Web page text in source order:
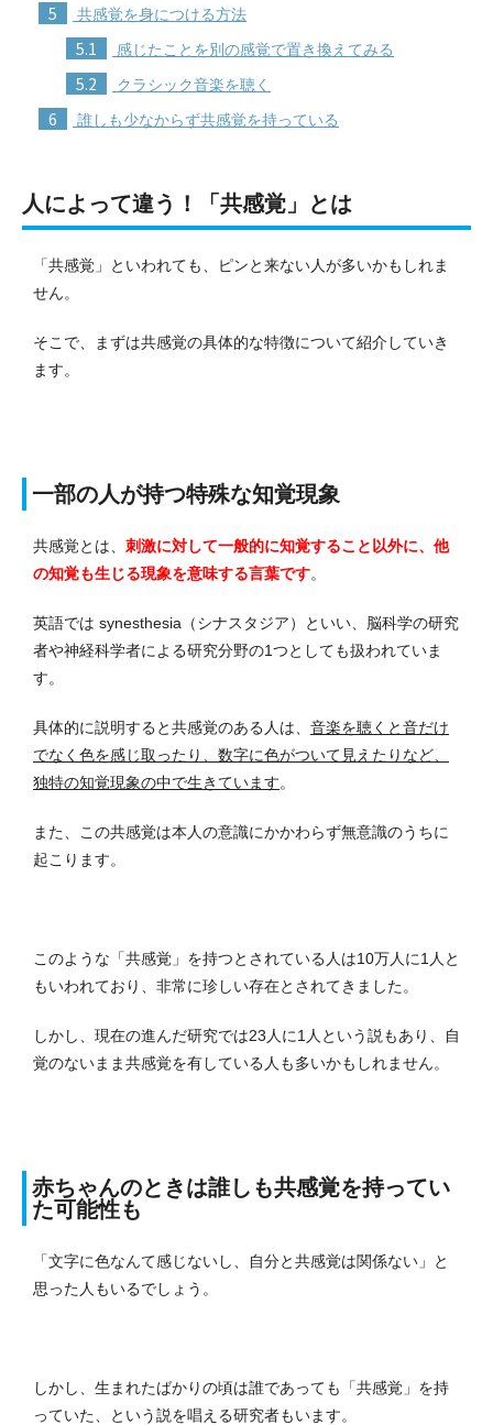
5 共感覚を身につける方法
5.1 感じたことを別の感覚で置き換えてみる
5.2 クラシック音楽を聴く
6 誰しも少なからず共感覚を持っている
人によって違う！「共感覚」とは
「共感覚」といわれても、ピンと来ない人が多いかもしれま
せん。
そこで、まずは共感覚の具体的な特徴について紹介していき
ます。
一部の人が持つ特殊な知覚現象
共感覚とは、 刺激に対して一般的に知覚すること以外に、他
の知覚も生じる現象を意味する言葉です。
英語では synesthesia（シナスタジア）といい、脳科学の研究
者や神経科学者による研究分野の1つとしても扱われていま
す。
具体的に説明すると共感覚のある人は、 音楽を聴くと音だけ
でなく色を感じ取ったり、数字に色がついて見えたりなど、
独特の知覚現象の中で生きています。
また、この共感覚は本人の意識にかかわらず無意識のうちに
起こります。
このような「共感覚」を持つとされている人は10万人に1人と
もいわれており、非常に珍しい存在とされてきました。
しかし、現在の進んだ研究では23人に1人という説もあり、自
覚のないまま共感覚を有している人も多いかもしれません。
赤ちゃんのときは誰しも共感覚を持ってい
た可能性も
「文字に色なんて感じないし、自分と共感覚は関係ない」と
思った人もいるでしょう。
しかし、生まれたばかりの頃は誰であっても「共感覚」を持
っていた、という説を唱える研究者もいます。